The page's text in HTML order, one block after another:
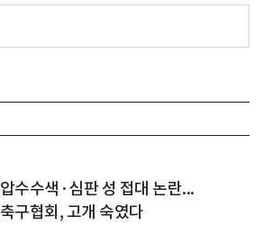
압수수색·심판 성 접대 논란...
축구협회, 고개 숙였다